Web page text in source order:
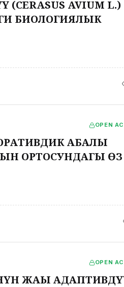
AVIUM L.)
БИОЛОГИЯЛЫК
OPEN
АБАЛЫ
ОРТОСУНДАГЫ ӨЗ
OPEN
ЖАҢЫ